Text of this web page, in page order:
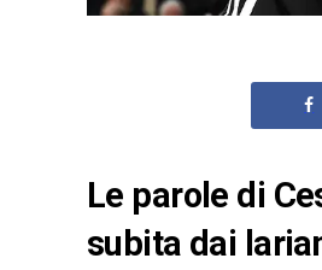
Le parole di
subita dai